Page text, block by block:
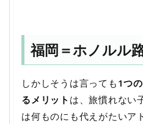
福岡＝ホノルル
しかしそうは言っても 1つ
るメリット は、旅慣れない
は何ものにも代えがたいア